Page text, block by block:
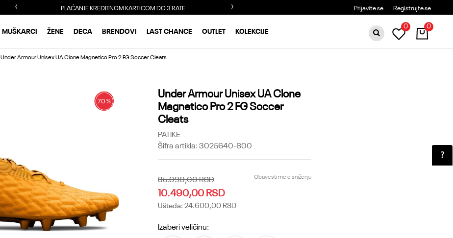
PLAĆANJE KREDITNOM KARTICOM DO 3 RATE BESPLATNA DOSTAVA ZA PORUDŽBINE PREKO 6000RSD
Prijavite se Registrujte se
MUŠKARCI ŽENE DECA BRENDOVI LAST CHANCE OUTLET KOLEKCIJE 0
0
Under Armour Unisex UA Clone Magnetico Pro 2 FG Soccer Cleats
70%
Under Armour Unisex UA Clone
Magnetico Pro 2 FG Soccer
Cleats
PATIKE
Šifra artikla:3025640-800
35.090,00RSD
10.490,00RSD
Ušteda: 24.600,00 RSD
Obavesti me o sniženju
Izaberi veličinu: